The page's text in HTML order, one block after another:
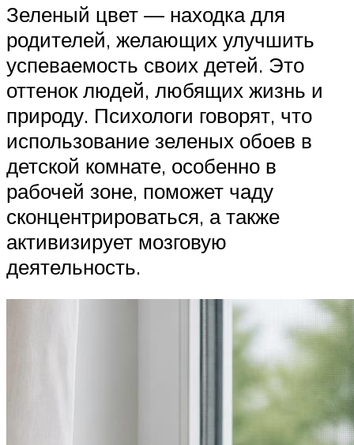
Зеленый цвет — находка для
родителей, желающих улучшить
успеваемость своих детей. Это
оттенок людей, любящих жизнь и
природу. Психологи говорят, что
использование зеленых обоев в
детской комнате, особенно в
рабочей зоне, поможет чаду
сконцентрироваться, а также
активизирует мозговую
деятельность.